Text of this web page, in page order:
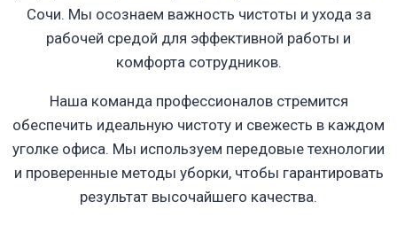
Сочи. Мы осознаем важность чистоты и ухода за
рабочей средой для эффективной работы и
комфорта сотрудников.
Наша команда профессионалов стремится
обеспечить идеальную чистоту и свежесть в каждом
уголке офиса. Мы используем передовые технологии
и проверенные методы уборки, чтобы гарантировать
результат высочайшего качества.